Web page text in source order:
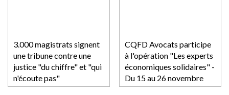
3.000 magistrats signent
une tribune contre une
justice "du chiffre" et "qui
n'écoute pas"
CQFD Avocats participe
à l'opération "Les experts
économiques solidaires" -
Du 15 au 26 novembre
2021